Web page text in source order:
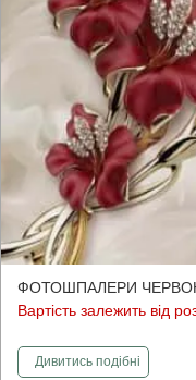
ФОТОШПАЛЕРИ
Вартість залежить від
Дивитисьфотошпалери
подібні